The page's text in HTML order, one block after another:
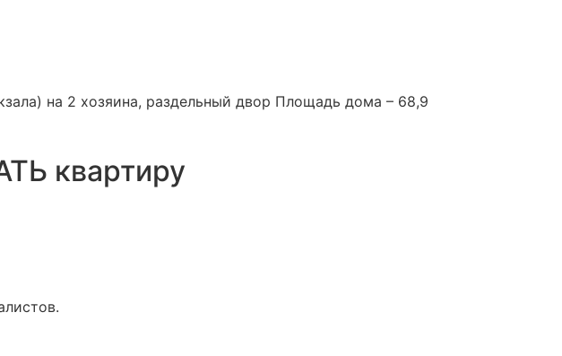
на 2 хозяина, раздельный двор Площадь дома – 68,9
квартиру